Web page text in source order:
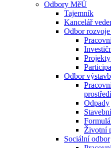
Odbory MěÚ
Tajemník
Kancelář
Odbor rozvoje
Projekty
Odbor
prostředí
Odpady
Životní
Sociální odbor